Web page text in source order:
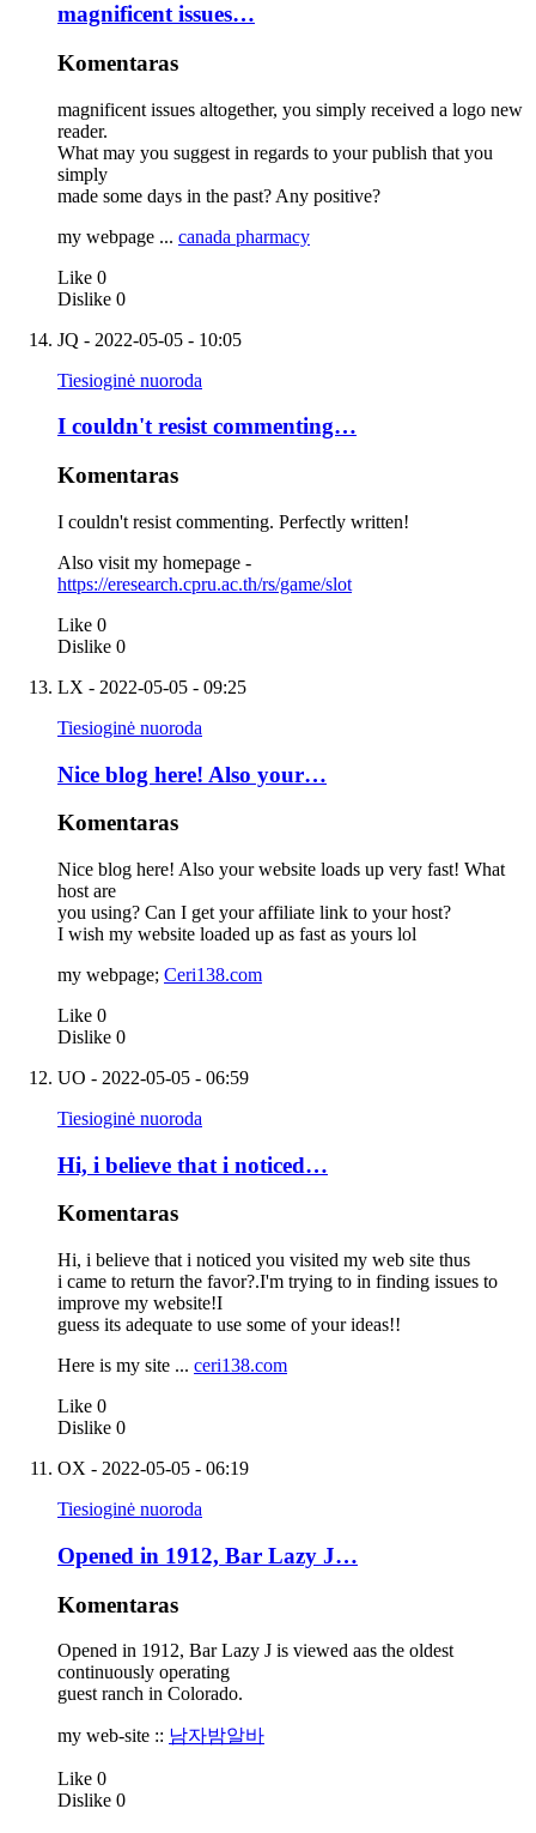
magnificent issues…
Komentaras
magnificent issues altogether, you simply received a logo new
reader.
What may you suggest in regards to your publish that you
simply
made some days in the past? Any positive?
my webpage ... canada pharmacy
Like 0
Dislike 0
JQ - 2022-05-05 - 10:05
Tiesioginė nuoroda
I couldn't resist commenting…
Komentaras
I couldn't resist commenting. Perfectly written!
Also visit my homepage -
https://eresearch.cpru.ac.th/rs/game/slot
Like 0
Dislike 0
LX - 2022-05-05 - 09:25
Tiesioginė nuoroda
Nice blog here! Also your…
Komentaras
Nice blog here! Also your website loads up very fast! What
host are
you using? Can I get your affiliate link to your host?
I wish my website loaded up as fast as yours lol
my webpage; Ceri138.com
Like 0
Dislike 0
UO - 2022-05-05 - 06:59
Tiesioginė nuoroda
Hi, i believe that i noticed…
Komentaras
Hi, i believe that i noticed you visited my web site thus
i came to return the favor?.I'm trying to in finding issues to
improve my website!I
guess its adequate to use some of your ideas!!
Here is my site ... ceri138.com
Like 0
Dislike 0
OX - 2022-05-05 - 06:19
Tiesioginė nuoroda
Opened in 1912, Bar Lazy J…
Komentaras
Opened in 1912, Bar Lazy J is viewed aas the oldest
continuously operating
guest ranch in Colorado.
my web-site :: 남자밤알바
Like 0
Dislike 0